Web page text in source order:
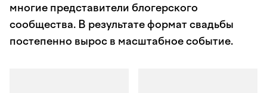
многие представители блогерского
сообщества. В результате формат свадьбы
постепенно вырос в масштабное событие.